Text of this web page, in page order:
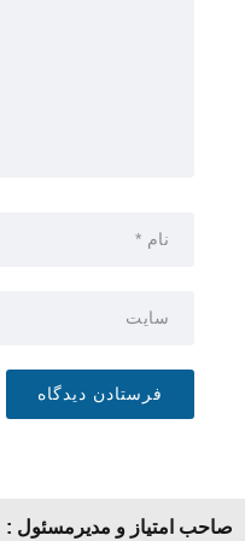
صاحب امتیاز و مدیرمسئول :